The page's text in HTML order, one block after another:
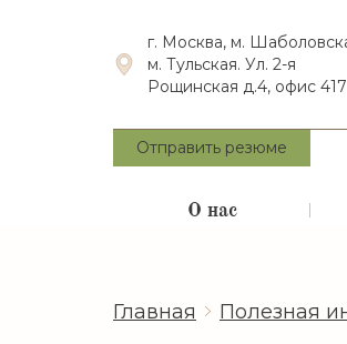
г. Москва, м.
м. Тульская. Ул. 2-я
Рощинская д.4, офис 417
Отправить резюме
О нас
Главная Полезная